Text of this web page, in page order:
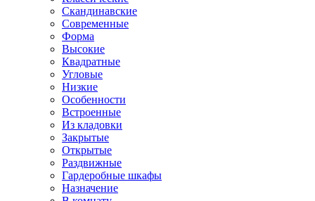
Скандинавские
Современные
Форма
Высокие
Квадратные
Угловые
Низкие
Особенности
Встроенные
Из кладовки
Закрытые
Открытые
Раздвижные
Гардеробные шкафы
Назначение